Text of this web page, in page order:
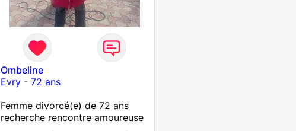
Ombeline
Evry -72 ans
Femme divorcé(e) de 72 ans
recherche rencontre amoureuse